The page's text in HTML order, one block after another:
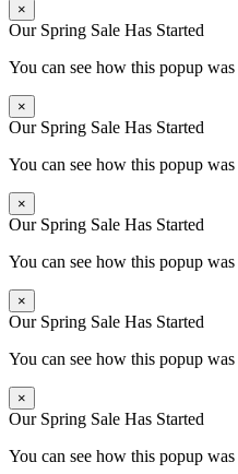
×
Our Spring Sale Has Started
You can see how this popup
×
Our Spring Sale Has Started
You can see how this popup
×
Our Spring Sale Has Started
You can see how this popup
×
Our Spring Sale Has Started
You can see how this popup
×
Our Spring Sale Has Started
You can see how this popup